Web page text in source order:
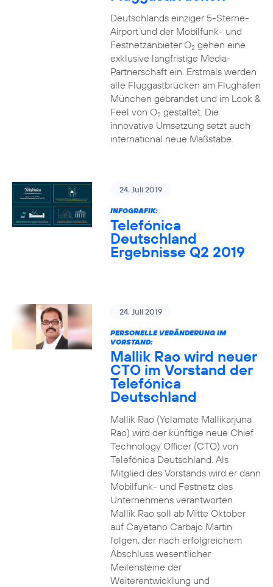
Deutschlands einziger 5-Sterne-
Airport und der Mobilfunk- und
Festnetzanbieter O2gehen eine
exklusive langfristige Media-
Partnerschaft ein. Erstmals werden
alle Fluggastbrücken am Flughafen
München gebrandet und im Look &
Feel von O2gestaltet. Die
innovative Umsetzung setzt auch
international neue Maßstäbe.
24. Juli 2019
INFOGRAFIK:
Telefónica
Deutschland
Ergebnisse Q2 2019
24. Juli 2019
PERSONELLE VERÄNDERUNG IM
VORSTAND:
Mallik Rao wird neuer
CTO im Vorstand der
Telefónica
Deutschland
Mallik Rao (Yelamate Mallikarjuna
Rao) wird der künftige neue Chief
Technology Officer (CTO) von
Telefónica Deutschland. Als
Mitglied des Vorstands wird er dann
Mobilfunk- und Festnetz des
Unternehmens verantworten.
Mallik Rao soll ab Mitte Oktober
auf Cayetano Carbajo Martin
folgen, der nach erfolgreichem
Abschluss wesentlicher
Meilensteine der
Weiterentwicklung und